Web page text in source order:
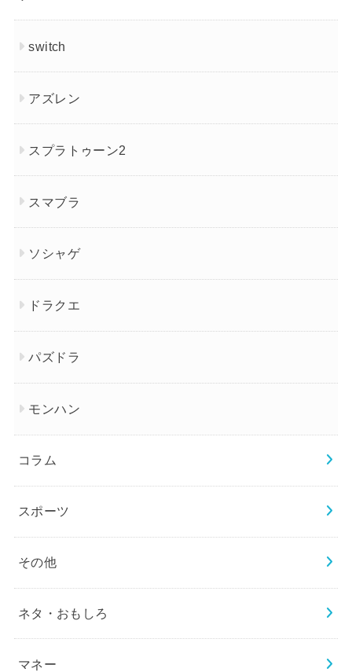
switch
アズレン
スプラトゥーン2
スマブラ
ソシャゲ
ドラクエ
パズドラ
モンハン
コラム
スポーツ
その他
ネタ・おもしろ
マネー